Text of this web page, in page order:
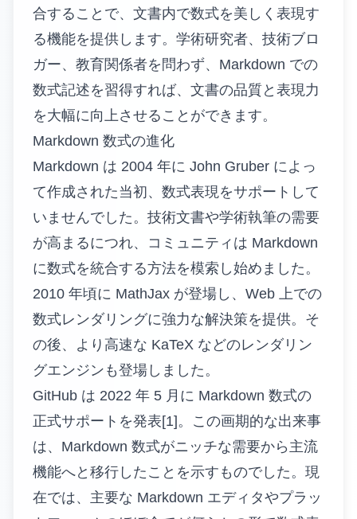
合することで、文書内で数式を美しく表現す
る機能を提供します。学術研究者、技術ブロ
ガー、教育関係者を問わず、Markdown での
数式記述を習得すれば、文書の品質と表現力
を大幅に向上させることができます。
Markdown 数式の進化
Markdown は 2004 年に John Gruber によっ
て作成された当初、数式表現をサポートして
いませんでした。技術文書や学術執筆の需要
が高まるにつれ、コミュニティは Markdown
に数式を統合する方法を模索し始めました。
2010 年頃に MathJax が登場し、Web 上での
数式レンダリングに強力な解決策を提供。そ
の後、より高速な KaTeX などのレンダリン
グエンジンも登場しました。
GitHub は 2022 年 5 月に Markdown 数式の
正式サポートを発表[1]。この画期的な出来事
は、Markdown 数式がニッチな需要から主流
機能へと移行したことを示すものでした。現
在では、主要な Markdown エディタやプラッ